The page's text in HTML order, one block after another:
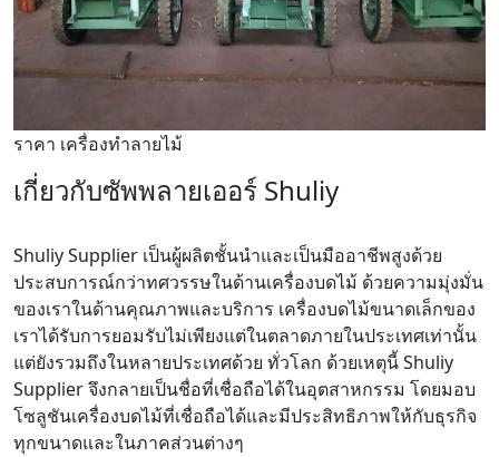
ราคา เครื่องทำลายไม้
เกี่ยวกับซัพพลายเออร์ Shuliy
Shuliy Supplier เป็นผู้ผลิตชั้นนำและเป็นมืออาชีพสูงด้วย
ประสบการณ์กว่าทศวรรษในด้านเครื่องบดไม้ ด้วยความมุ่งมั่น
ของเราในด้านคุณภาพและบริการ เครื่องบดไม้ขนาดเล็กของ
เราได้รับการยอมรับไม่เพียงแต่ในตลาดภายในประเทศเท่านั้น
แต่ยังรวมถึงในหลายประเทศด้วย ทั่วโลก ด้วยเหตุนี้ Shuliy
Supplier จึงกลายเป็นชื่อที่เชื่อถือได้ในอุตสาหกรรม โดยมอบ
โซลูชันเครื่องบดไม้ที่เชื่อถือได้และมีประสิทธิภาพให้กับธุรกิจ
ทุกขนาดและในภาคส่วนต่างๆ